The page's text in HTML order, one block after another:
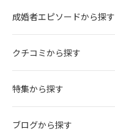
成婚者エピソードから探す
クチコミから探す
特集から探す
ブログから探す